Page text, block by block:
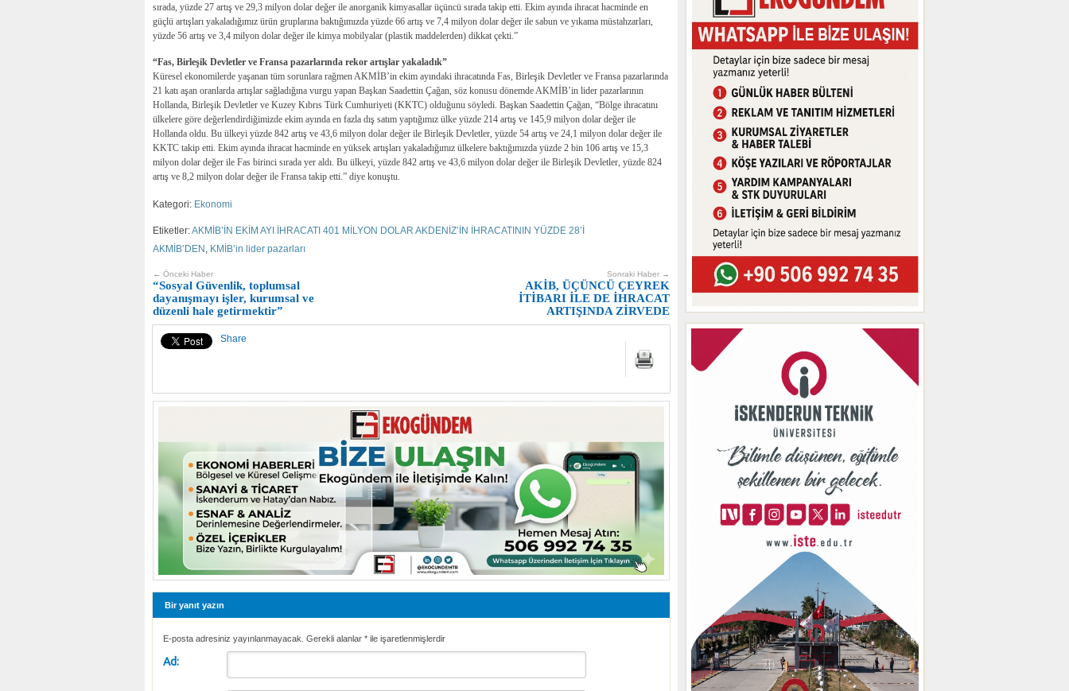
sırada, yüzde 27 artış ve 29,3 milyon dolar değer ile anorganik kimyasallar üçüncü sırada takip etti. Ekim ayında ihracat hacminde en
güçlü artışları yakaladığımız ürün gruplarına baktığımızda yüzde 66 artış ve 7,4 milyon dolar değer ile sabun ve yıkama müstahzarları,
yüzde 56 artış ve 3,4 milyon dolar değer ile kimya mobilyalar (plastik maddelerden) dikkat çekti.”
“Fas, Birleşik Devletler ve Fransa pazarlarında rekor artışlar yakaladık”
Küresel ekonomilerde yaşanan tüm sorunlara rağmen AKMİB’in ekim ayındaki ihracatında Fas, Birleşik Devletler ve Fransa pazarlarında
21 katı aşan oranlarda artışlar sağladığına vurgu yapan Başkan Saadettin Çağan, söz konusu dönemde AKMİB’in lider pazarlarının
Hollanda, Birleşik Devletler ve Kuzey Kıbrıs Türk Cumhuriyeti (KKTC) olduğunu söyledi. Başkan Saadettin Çağan, “Bölge ihracatını
ülkelere göre değerlendirdiğimizde ekim ayında en fazla dış satım yaptığımız ülke yüzde 214 artış ve 145,9 milyon dolar değer ile
Hollanda oldu. Bu ülkeyi yüzde 842 artış ve 43,6 milyon dolar değer ile Birleşik Devletler, yüzde 54 artış ve 24,1 milyon dolar değer ile
KKTC takip etti. Ekim ayında ihracat hacminde en yüksek artışları yakaladığımız ülkelere baktığımızda yüzde 2 bin 106 artış ve 15,3
milyon dolar değer ile Fas birinci sırada yer aldı. Bu ülkeyi, yüzde 842 artış ve 43,6 milyon dolar değer ile Birleşik Devletler, yüzde 824
artış ve 8,2 milyon dolar değer ile Fransa takip etti.” diye konuştu.
Kategori: Ekonomi
Etiketler:AKMİB’İN EKİM AYI İHRACATI 401 MİLYON DOLAR AKDENİZ’İN İHRACATININ YÜZDE 28’İ
AKMİB’DEN , KMİB’in lider pazarları
Sonraki Haber →
AKİB, ÜÇÜNCÜ ÇEYREK
İTİBARI İLE DE İHRACAT
ARTIŞINDA ZİRVEDE
← Önceki Haber
“Sosyal Güvenlik, toplumsal
dayanışmayı işler, kurumsal ve
düzenli hale getirmektir”
Share
Bir yanıt yazın
E-posta adresiniz yayınlanmayacak. Gerekli alanlar * ile işaretlenmişlerdir
Ad: